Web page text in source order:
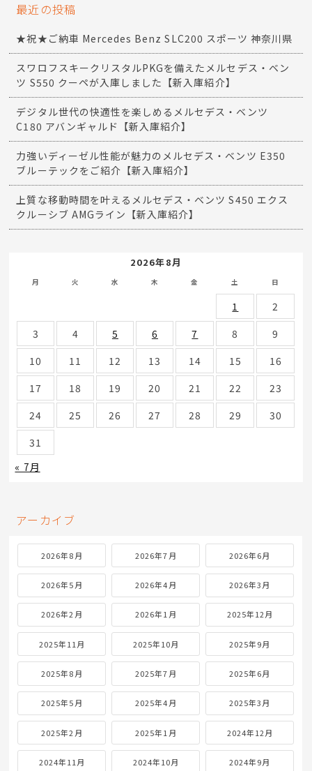
最近の投稿
★祝★ご納車 Mercedes Benz SLC200 スポーツ 神奈川県
スワロフスキークリスタルPKGを備えたメルセデス・ベン
ツ S550 クーペが入庫しました【新入庫紹介】
デジタル世代の快適性を楽しめるメルセデス・ベンツ
C180 アバンギャルド【新入庫紹介】
力強いディーゼル性能が魅力のメルセデス・ベンツ E350
ブルーテックをご紹介【新入庫紹介】
上質な移動時間を叶えるメルセデス・ベンツ S450 エクス
クルーシブ AMGライン【新入庫紹介】
2026年8月
月 火 水 木 金 土 日
1
2
3
4 5 6 7 8
9
10
11 12 13 14 15
16
17
18 19 20 21 22
23
24
25 26 27 28 29
30
31
« 7月
アーカイブ
2026年8月 2026年7月 2026年6月
2026年5月 2026年4月 2026年3月
2026年2月 2026年1月 2025年12月
2025年11月 2025年10月 2025年9月
2025年8月 2025年7月 2025年6月
2025年5月 2025年4月 2025年3月
2025年2月 2025年1月 2024年12月
2024年11月 2024年10月 2024年9月